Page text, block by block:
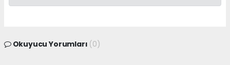
Okuyucu Yorumları (0)